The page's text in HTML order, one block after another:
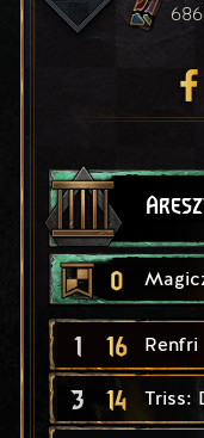
0
1 16 Renfri
3 14 Triss: